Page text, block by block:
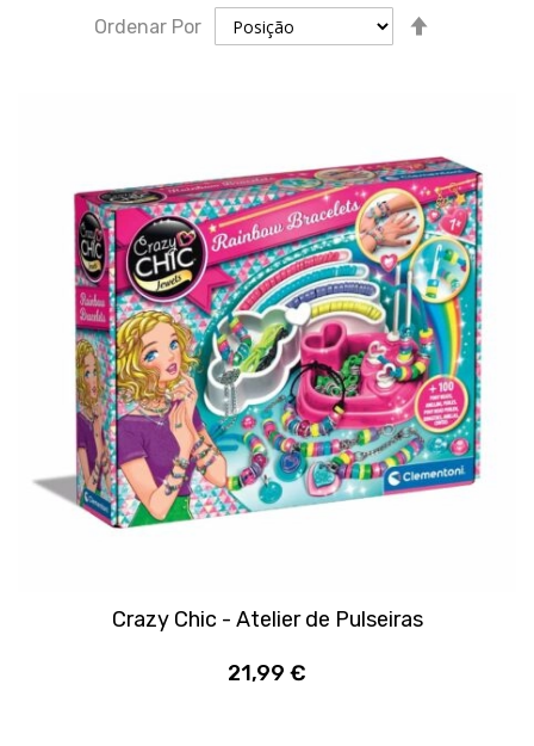
Ordenar Por
Crazy Chic - Atelier de Pulseiras
21,99 €